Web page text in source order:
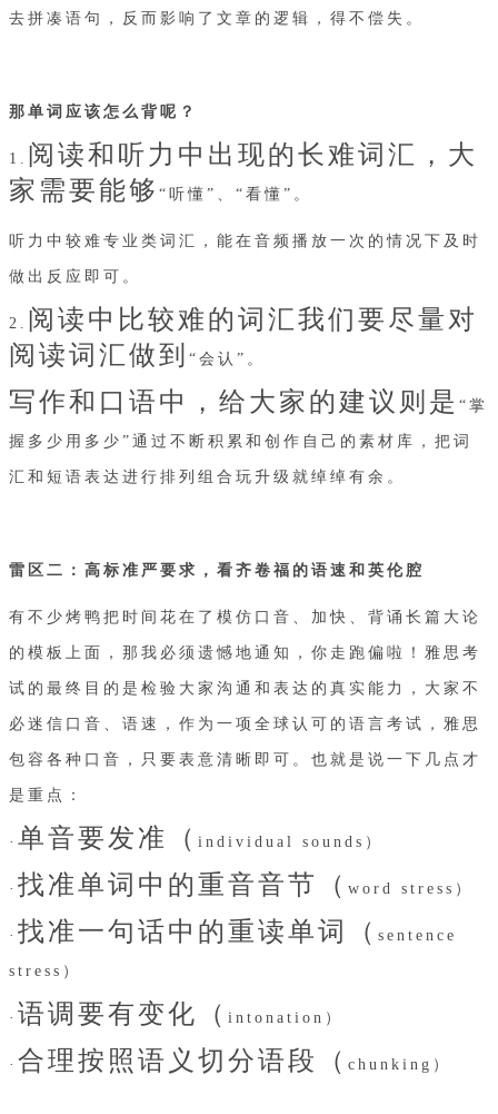
去拼凑语句，反而影响了文章的逻辑，得不偿失。
那单词应该怎么背呢？
1. 阅读和听力中出现的长难词汇，大
家需要能够 “听懂”、“看懂”。
听力中较难专业类词汇，能在音频播放一次的情况下及时
做出反应即可。
2. 阅读中比较难的词汇我们要尽量对
阅读词汇做到 “会认”。
写作和口语中，给大家的建议则是 “掌
握多少用多少”通过不断积累和创作自己的素材库，把词
汇和短语表达进行排列组合玩升级就绰绰有余。
雷区二：高标准严要求，看齐卷福的语速和英伦腔
有不少烤鸭把时间花在了模仿口音、加快、背诵长篇大论
的模板上面，那我必须遗憾地通知，你走跑偏啦！雅思考
试的最终目的是检验大家沟通和表达的真实能力，大家不
必迷信口音、语速，作为一项全球认可的语言考试，雅思
包容各种口音，只要表意清晰即可。也就是说一下几点才
是重点：
· 单音要发准 （ individual sounds）
· 找准单词中的重音音节 （ word stress）
· 找准一句话中的重读单词（ sentence
stress）
· 语调要有变化（ intonation）
· 合理按照语义切分语段（ chunking）